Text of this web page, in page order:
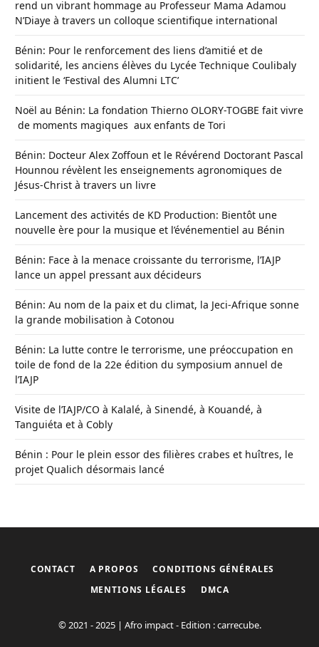
rend un vibrant hommage au Professeur Mama Adamou
N’Diaye à travers un colloque scientifique international
Bénin: Pour le renforcement des liens d’amitié et de
solidarité, les anciens élèves du Lycée Technique Coulibaly
initient le ‘Festival des Alumni LTC’
Noël au Bénin: La fondation Thierno OLORY-TOGBE fait vivre
de moments magiques aux enfants de Tori
Bénin: Docteur Alex Zoffoun et le Révérend Doctorant Pascal
Hounnou révèlent les enseignements agronomiques de
Jésus-Christ à travers un livre
Lancement des activités de KD Production: Bientôt une
nouvelle ère pour la musique et l’événementiel au Bénin
Bénin: Face à la menace croissante du terrorisme, l’IAJP
lance un appel pressant aux décideurs
Bénin: Au nom de la paix et du climat, la Jeci-Afrique sonne
la grande mobilisation à Cotonou
Bénin: La lutte contre le terrorisme, une préoccupation en
toile de fond de la 22e édition du symposium annuel de
l’IAJP
Visite de l’IAJP/CO à Kalalé, à Sinendé, à Kouandé, à
Tanguiéta et à Cobly
Bénin : Pour le plein essor des filières crabes et huîtres, le
projet Qualich désormais lancé
CONTACT A PROPOS
CONDITIONS GÉNÉRALES
MENTIONS LÉGALES
DMCA
© 2021 - 2025 | Afro impact - Edition : carrecube.